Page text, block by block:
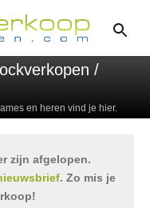
/
en heren vind je hier.
zijn afgelopen.
. Zo mis je